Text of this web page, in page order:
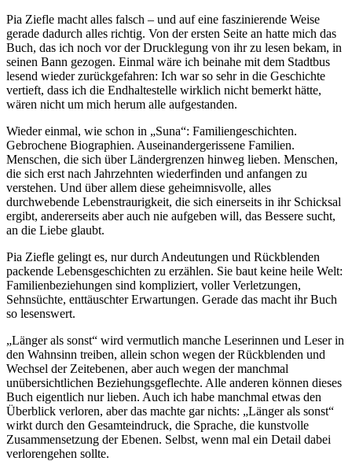
Pia Ziefle macht alles falsch – und auf eine faszinierende Weise
gerade dadurch alles richtig. Von der ersten Seite an hatte mich das
Buch, das ich noch vor der Drucklegung von ihr zu lesen bekam, in
seinen Bann gezogen. Einmal wäre ich beinahe mit dem Stadtbus
lesend wieder zurückgefahren: Ich war so sehr in die Geschichte
vertieft, dass ich die Endhaltestelle wirklich nicht bemerkt hätte,
wären nicht um mich herum alle aufgestanden.
Wieder einmal, wie schon in „Suna“: Familiengeschichten.
Gebrochene Biographien. Auseinandergerissene Familien.
Menschen, die sich über Ländergrenzen hinweg lieben. Menschen,
die sich erst nach Jahrzehnten wiederfinden und anfangen zu
verstehen. Und über allem diese geheimnisvolle, alles
durchwebende Lebenstraurigkeit, die sich einerseits in ihr Schicksal
ergibt, andererseits aber auch nie aufgeben will, das Bessere sucht,
an die Liebe glaubt.
Pia Ziefle gelingt es, nur durch Andeutungen und Rückblenden
packende Lebensgeschichten zu erzählen. Sie baut keine heile Welt:
Familienbeziehungen sind kompliziert, voller Verletzungen,
Sehnsüchte, enttäuschter Erwartungen. Gerade das macht ihr Buch
so lesenswert.
„Länger als sonst“ wird vermutlich manche Leserinnen und Leser in
den Wahnsinn treiben, allein schon wegen der Rückblenden und
Wechsel der Zeitebenen, aber auch wegen der manchmal
unübersichtlichen Beziehungsgeflechte. Alle anderen können dieses
Buch eigentlich nur lieben. Auch ich habe manchmal etwas den
Überblick verloren, aber das machte gar nichts: „Länger als sonst“
wirkt durch den Gesamteindruck, die Sprache, die kunstvolle
Zusammensetzung der Ebenen. Selbst, wenn mal ein Detail dabei
verlorengehen sollte.